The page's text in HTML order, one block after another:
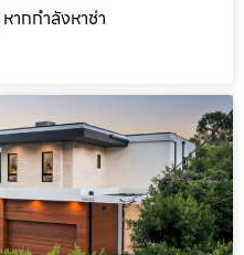
ากกำลังหาช่า